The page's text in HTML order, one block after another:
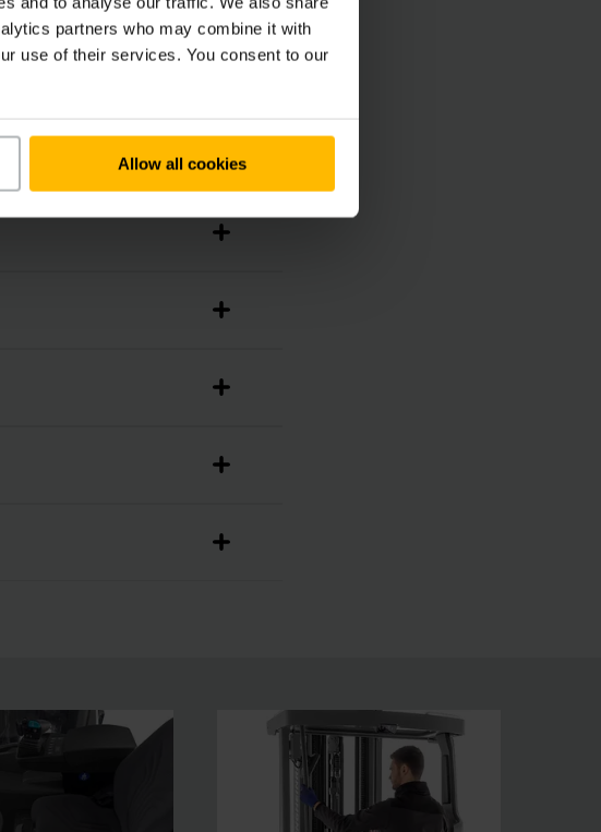
partners who may combine it with
use of their services. You consent to our
Allow all cookies